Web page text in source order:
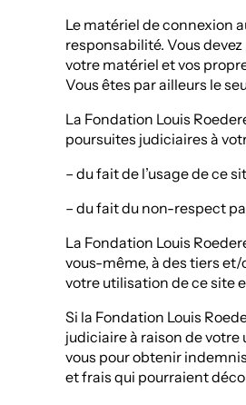
Le matériel de connexion
responsabilité. Vous
votre matériel et vos
Vous êtes par ailleurs le
La Fondation Louis
poursuites judiciaires à
– du fait de l’usage de ce
– du fait du non-respect
La Fondation Louis
vous-même, à des tiers
votre utilisation de ce site
Si la Fondation Louis
judiciaire à raison de
vous pour obtenir
et frais qui pourraient